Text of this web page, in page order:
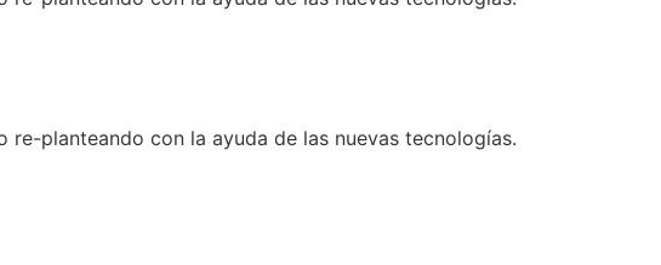
planteando con la ayuda de las nuevas tecnologías.